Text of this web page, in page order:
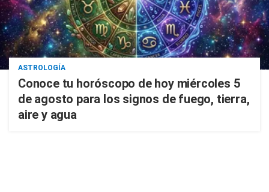
ASTROLOGÍA
Conoce tu horóscopo de hoy miércoles 5
de agosto para los signos de fuego, tierra,
aire y agua